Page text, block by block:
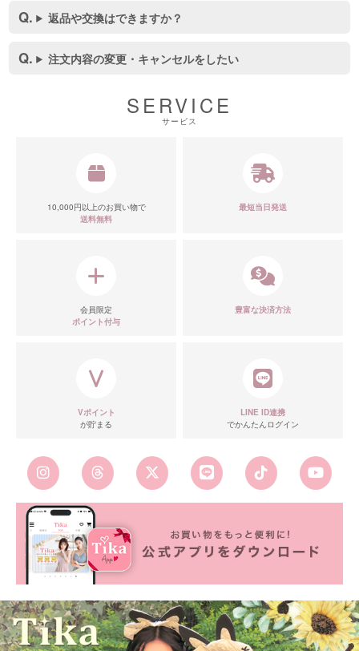
返品や交換はできますか？
注文内容の変更・キャンセルをしたい
SERVICE
サービス
10,000円以上のお買い物で
送料無料
最短当日発送
会員限定
ポイント付与
豊富な決済方法
Vポイント
が貯まる
LINE ID連携
でかんたんログイン